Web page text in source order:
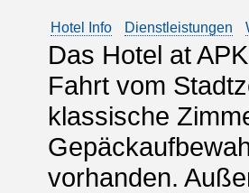
Hotel Info Dienstleistungen
Das Hotel at
Fahrt vom
klassische
vorhanden.